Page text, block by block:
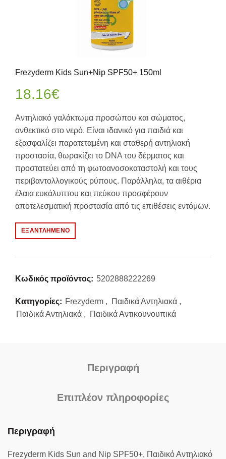
Frezyderm Kids Sun+Nip SPF50+ 150ml
18.16€
Αντηλιακό γαλάκτωμα προσώπου και σώματος,
ανθεκτικό στο νερό. Είναι ιδανικό για παιδιά και
εξασφαλίζει παρατεταμένη και σταθερή αντηλιακή
προστασία, θωρακίζει το DNA του δέρματος και
προστατεύει από τη φωτοανοσοκαταστολή και τους
περιβαντολλογικούς ρύπους. Παράλληλα, τα αιθέρια
έλαια ευκάλυπτου και πεύκου προσφέρουν
αποτελεσματική προστασία από τις επιθέσεις εντόμων.
ΕΞΑΝΤΛΗΜΈΝΟ
Κωδικός προϊόντος: 5202888222269
Κατηγορίες: Frezyderm , Παιδικά Αντηλιακά ,
Παιδικά Αντηλιακά , Παιδικά Αντικουνουπικά
Περιγραφή
Επιπλέον πληροφορίες
Περιγραφή
Frezyderm Kids Sun and Nip SPF50+, Παιδικό Αντηλιακό